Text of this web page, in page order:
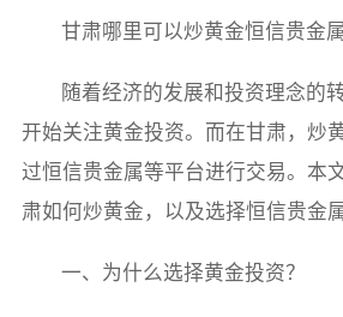
甘肃哪里可以炒黄金恒信贵金属
随着经济的发展和投资理念的
开始关注黄金投资。而在甘肃，炒
过恒信贵金属等平台进行交易。本
肃如何炒黄金，以及选择恒信贵金
一、为什么选择黄金投资？